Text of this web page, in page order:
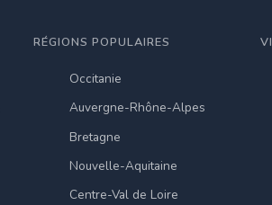
RÉGIONS POPULAIRES
Occitanie
Auvergne-Rhône-Alpes
Bretagne
Nouvelle-Aquitaine
Centre-Val de Loire